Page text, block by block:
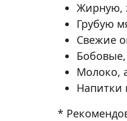
Жирную,
Грубую
Свежие
Молоко,
Напитки
*